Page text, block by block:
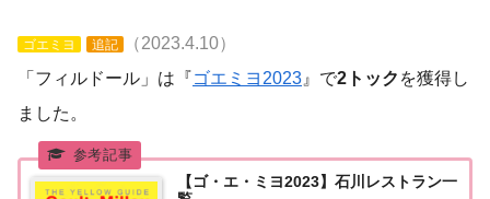
ゴエミヨ 追記
（2023.4.10）
「フィルドール」は『ゴエミヨ2023 』で2トック を獲得し
ました。
【ゴ・エ・ミヨ2023】石川レストラン一